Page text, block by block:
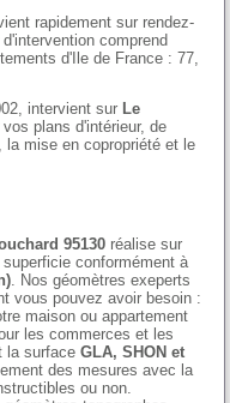
rapidement sur rendez-
comprend
d'Ile de France : 77,
intervient sur Le
vos plans d'intérieur, de
mise en copropriété et le
95130 réalise sur
conformément à
. Nos géomètres exeperts
vous pouvez avoir besoin :
maison ou appartement
les commerces et les
la surfaceGLA, SHON et
des mesures avec la
ou non.